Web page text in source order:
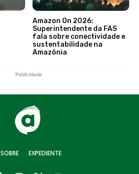
Amazon On 2026:
Superintendente da FAS
fala sobre conectividade e
sustentabilidade na
Amazônia
Publicidade
SOBRE EXPEDIENTE